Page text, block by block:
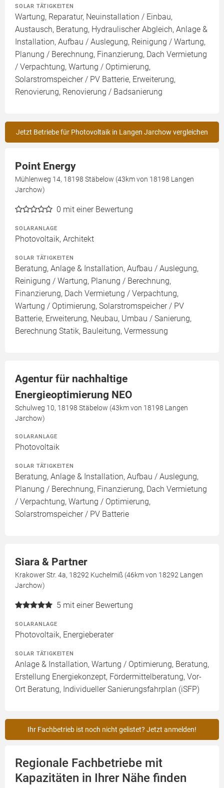
SOLAR TÄTIGKEITEN
Wartung, Reparatur, Neuinstallation / Einbau,
Austausch, Beratung, Hydraulischer Abgleich, Anlage &
Installation, Aufbau / Auslegung, Reinigung / Wartung,
Planung / Berechnung, Finanzierung, Dach Vermietung
/ Verpachtung, Wartung / Optimierung,
Solarstromspeicher / PV Batterie, Erweiterung,
Renovierung, Renovierung / Badsanierung
Jetzt Betriebe für Photovoltaik in Langen Jarchow vergleichen
Point Energy
Mühlenweg 14, 18198 Stäbelow (43km von 18198 Langen
Jarchow)
0 mit einer Bewertung
SOLARANLAGE
Photovoltaik, Architekt
SOLAR TÄTIGKEITEN
Beratung, Anlage & Installation, Aufbau / Auslegung,
Reinigung / Wartung, Planung / Berechnung,
Finanzierung, Dach Vermietung / Verpachtung,
Wartung / Optimierung, Solarstromspeicher / PV
Batterie, Erweiterung, Neubau, Umbau / Sanierung,
Berechnung Statik, Bauleitung, Vermessung
Agentur für nachhaltige
Energieoptimierung NEO
Schulweg 10, 18198 Stäbelow (43km von 18198 Langen
Jarchow)
SOLARANLAGE
Photovoltaik
SOLAR TÄTIGKEITEN
Beratung, Anlage & Installation, Aufbau / Auslegung,
Planung / Berechnung, Finanzierung, Dach Vermietung
/ Verpachtung, Wartung / Optimierung,
Solarstromspeicher / PV Batterie
Siara & Partner
Krakower Str. 4a, 18292 Kuchelmiß (46km von 18292 Langen
Jarchow)
5 mit einer Bewertung
SOLARANLAGE
Photovoltaik, Energieberater
SOLAR TÄTIGKEITEN
Anlage & Installation, Wartung / Optimierung, Beratung,
Erstellung Energiekonzept, Fördermittelberatung, Vor-
Ort Beratung, Individueller Sanierungsfahrplan (iSFP)
Ihr Fachbetrieb ist noch nicht gelistet? Jetzt anmelden!
Regionale Fachbetriebe mit
Kapazitäten in Ihrer Nähe finden